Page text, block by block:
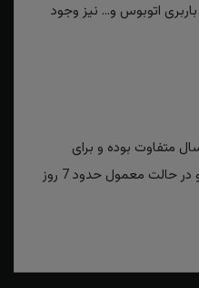
اتوبوس و... نیز وجود
متفاوت بوده و برای
روش‌های سریع بین 2 تا 3 روز و در حالت معمول حدود 7 روز